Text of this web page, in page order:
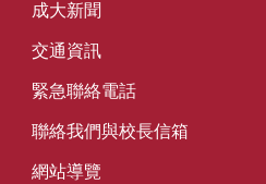
成大新聞
交通資訊
緊急聯絡電話
聯絡我們與校長信箱
網站導覽